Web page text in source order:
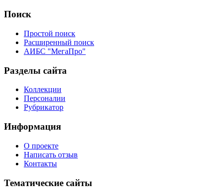
Поиск
Простой поиск
Расширенный поиск
АИБС "МегаПро"
Разделы сайта
Коллекции
Персоналии
Рубрикатор
Информация
О проекте
Написать отзыв
Контакты
Тематические сайты